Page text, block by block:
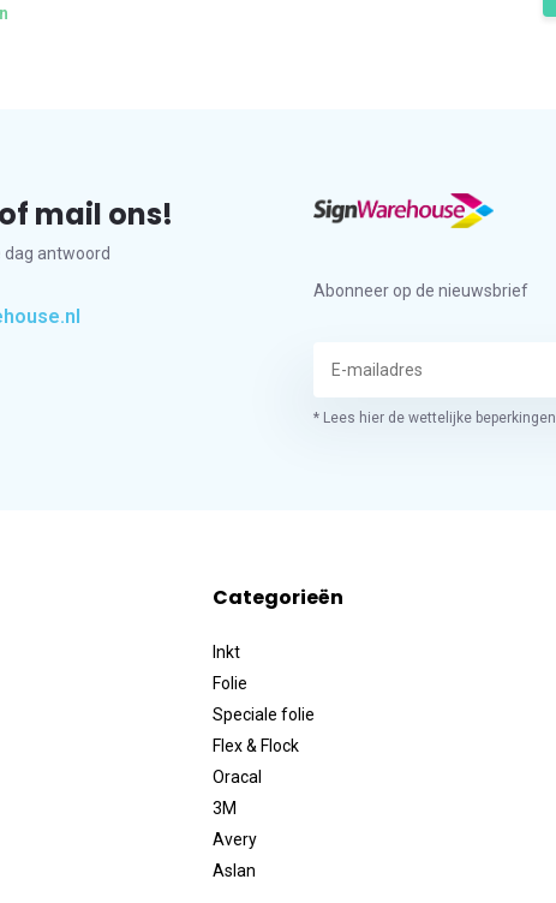
mail ons!
antwoord
Abonneer op de nieuwsbrief
* Lees hier de wettelijke beperkingen
Categorieën
Inkt
Folie
Speciale folie
Flex & Flock
Oracal
3M
Avery
Aslan